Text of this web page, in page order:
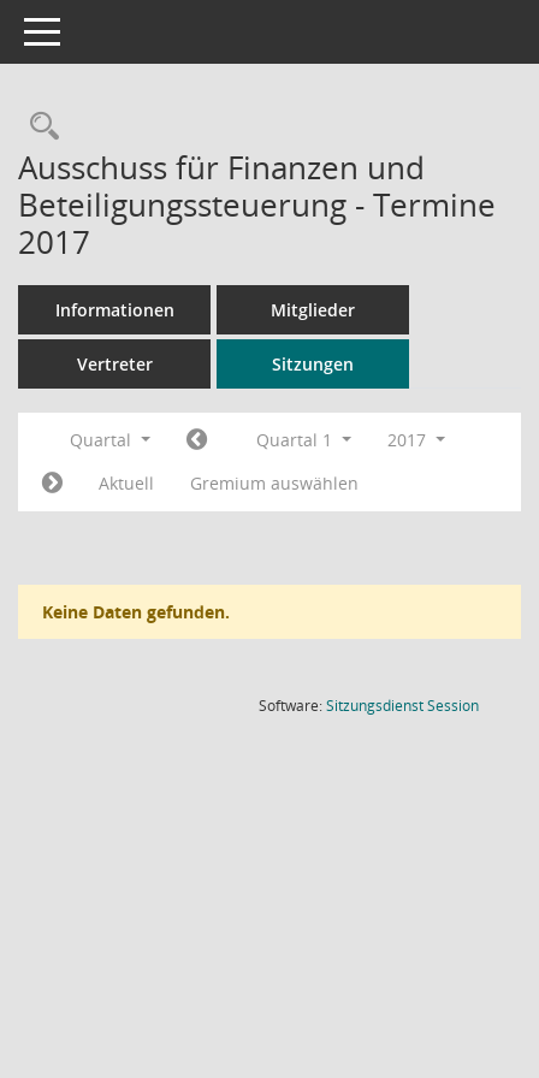
Toggle navigation
Rechercheauswahl
Ausschuss für Finanzen und
Beteiligungssteuerung - Termine
2017
Informationen Mitglieder
Vertreter Sitzungen
Quartal Quartal 1
2017
Aktuell
Gremium auswählen
Keine Daten gefunden.
Software:SitzungsdienstSession(Wird in